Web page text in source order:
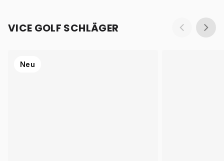
VICE GOLF SCHLÄGER
Neu